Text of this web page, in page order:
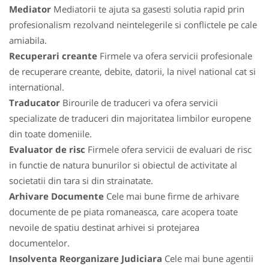
Mediator Mediatorii te ajuta sa gasesti solutia rapid prin
profesionalism rezolvand neintelegerile si conflictele pe cale
amiabila.
Recuperari creante Firmele va ofera servicii profesionale
de recuperare creante, debite, datorii, la nivel national cat si
international.
Traducator Birourile de traduceri va ofera servicii
specializate de traduceri din majoritatea limbilor europene
din toate domeniile.
Evaluator de risc Firmele ofera servicii de evaluari de risc
in functie de natura bunurilor si obiectul de activitate al
societatii din tara si din strainatate.
Arhivare Documente Cele mai bune firme de arhivare
documente de pe piata romaneasca, care acopera toate
nevoile de spatiu destinat arhivei si protejarea
documentelor.
Insolventa Reorganizare Judiciara Cele mai bune agentii